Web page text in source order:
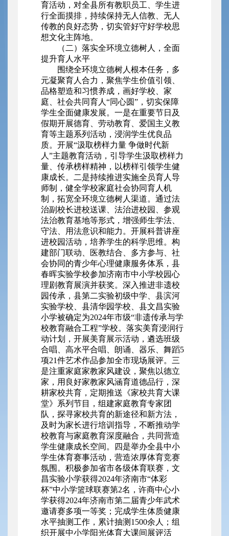
育活动，对全县所有教职员工、学生进
行全面摸排，持续保持无人信教、无人
传教的良好态势，切实管好守好学校思
想文化主阵地。
（二）落实全环境立德树人，全面
提升育人水平
围绕全环境立德树人根本任务，多
元凝聚育人合力，聚焦学生价值引领、
品格塑造和习惯养成，画好学校、家
庭、社会共同育人“同心圆”，切实保障
学生全面健康发展。一是在重要节日及
假期开展德育、劳动教育、爱国主义教
育等主题系列活动，浸润学生优良品
质。开展“汲取榜样力量 争做时代新
人”主题教育活动，引导学生汲取榜样力
量、传承榜样精神，以榜样引领学生健
康成长。二是持续推进实施全员育人导
师制，健全学校家庭社会协同育人机
制，拓宽全环境立德树人渠道。通过法
治副校长进校送课、法治进校园、参观
法治教育基地等形式，增强师生学法、
守法、用法意识和能力。开展科普讲座
进校园活动，培养学生的科学思维。构
建部门联动、医教结合、多方参与、社
会协同的青少年心理健康服务体系，县
春晖实验学校参加济南市中小学校园心
理剧教育展演并获奖。深入推进非遗校
园传承，县第二实验初级中学、县滨河
实验学校、县清华园学校、县文昌实验
小学被确定为2024年市级“非遗传承与学
校教育融合工程”学校。落实美育浸润行
动计划，开展美育展示活动，遴选班级
合唱、高水平合唱、朗诵、器乐、舞蹈5
项21件艺术作品参加全市现场展评。三
是注重家庭家教家风建设，聚焦以德立
家，用良好家教家风涵育道德品行，深
耕家校共育，定期推送《家校共育大课
堂》系列节目，组建家庭教育专家团
队，探寻家校共育的新途径和新方法，
及时为家长进行培训指导，不断推动学
校教育与家庭教育深度融合，共同营造
学生健康成长空间。四是举办全县中小
学生体育赛事活动，营造浓厚体育竞赛
氛围。积极参加省市各级体育联赛，文
昌实验小学获得2024年济南市“体彩
杯”中小学篮球联赛第2名，许商中心小
学获得2024年济南市第二届青少年武术
邀请赛多项一等奖；完成学生体质健康
水平抽测工作，累计抽测1500余人；组
织开展中小学阳光体育大课间展评活